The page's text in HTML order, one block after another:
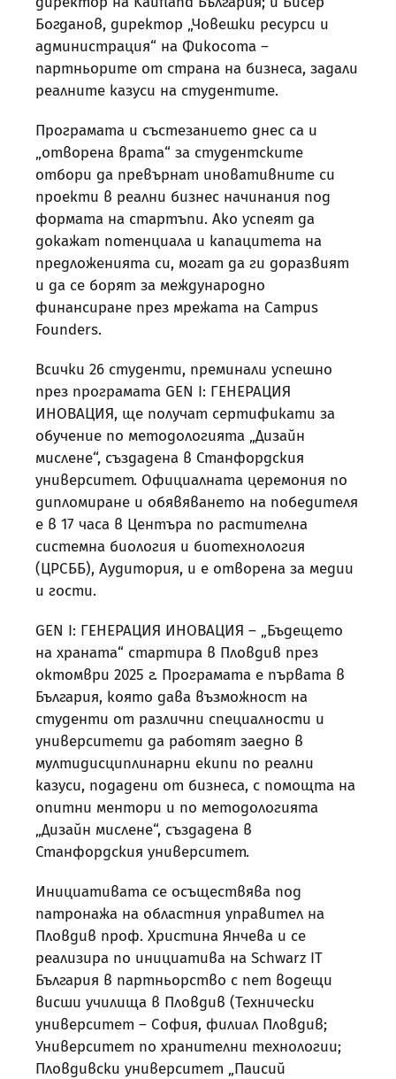
Богданов, директор „Човешки ресурси и
администрация“ на Фикосота –
партньорите от страна на бизнеса, задали
реалните казуси на студентите.
Програмата и състезанието днес са и
„отворена врата“ за студентските
отбори да превърнат иновативните си
проекти в реални бизнес начинания под
формата на стартъпи. Ако успеят да
докажат потенциала и капацитета на
предложенията си, могат да ги доразвият
и да се борят за международно
финансиране през мрежата на Campus
Founders.
Всички 26 студенти, преминали успешно
през програмата GEN I: ГЕНЕРАЦИЯ
ИНОВАЦИЯ, ще получат сертификати за
обучение по методологията „Дизайн
мислене“, създадена в Станфордския
университет. Официалната церемония по
дипломиране и обявяването на победителя
е в 17 часа в Центъра по растителна
системна биология и биотехнология
(ЦРСББ), Аудитория, и е отворена за медии
и гости.
GEN I: ГЕНЕРАЦИЯ ИНОВАЦИЯ – „Бъдещето
на храната“ стартира в Пловдив през
октомври 2025 г. Програмата е първата в
България, която дава възможност на
студенти от различни специалности и
университети да работят заедно в
мултидисциплинарни екипи по реални
казуси, подадени от бизнеса, с помощта на
опитни ментори и по методологията
„Дизайн мислене“, създадена в
Станфордския университет.
Инициативата се осъществява под
патронажа на областния управител на
Пловдив проф. Христина Янчева и се
реализира по инициатива на Schwarz IT
България в партньорство с пет водещи
висши училища в Пловдив (Технически
университет – София, филиал Пловдив;
Университет по хранителни технологии;
Пловдивски университет „Паисий